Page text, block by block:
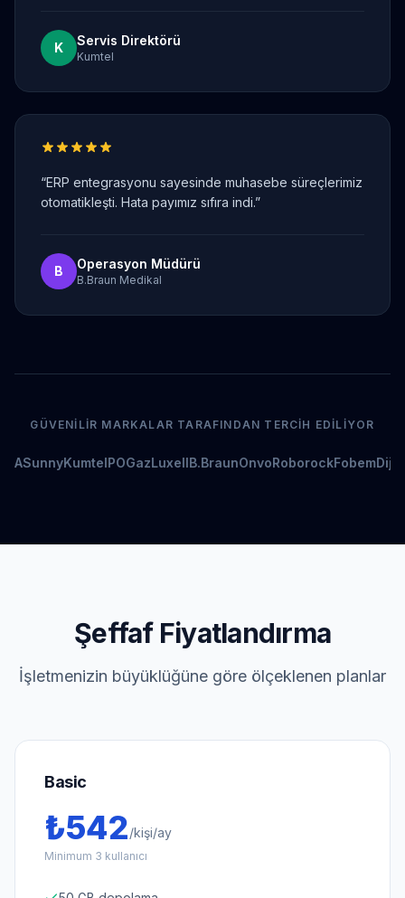
K Servis Direktörü
Kumtel
“ERP entegrasyonu sayesinde muhasebe süreçlerimiz
otomatikleşti. Hata payımız sıfıra indi.”
B Operasyon Müdürü
B.Braun Medikal
GÜVENILIR MARKALAR TARAFINDAN TERCIH EDILIYOR
SunnyKumtelPOGazLuxellB.BraunOnvoRoborockFobem
Şeffaf Fiyatlandırma
İşletmenizin büyüklüğüne göre ölçeklenen planlar
Basic
₺542/kişi/ay
Minimum 3 kullanıcı